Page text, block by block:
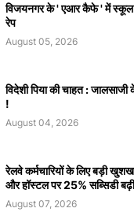
विजयनगर के ' एआर कैफे ' में स्कूल
रेप
August 05, 2026
विदेशी पिया की चाहत :
!
August 04, 2026
रेलवे कर्मचारियों के लिए बड़ी
और हॉस्टल पर 25% सब्सिडी बढ़ी
August 07, 2026